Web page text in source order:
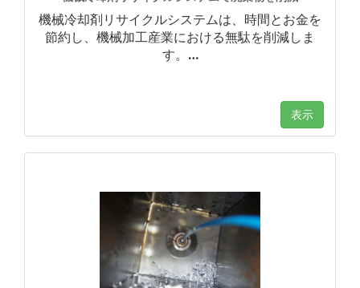
機械冷却剤リサイクルシステムは、時間とお金を
節約し、機械加工産業における無駄を削減しま
す。 …
表示